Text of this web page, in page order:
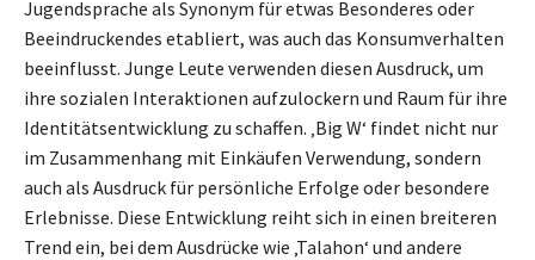
Jugendsprache als Synonym für etwas Besonderes oder
Beeindruckendes etabliert, was auch das Konsumverhalten
beeinflusst. Junge Leute verwenden diesen Ausdruck, um
ihre sozialen Interaktionen aufzulockern und Raum für ihre
Identitätsentwicklung zu schaffen. ‚Big W‘ findet nicht nur
im Zusammenhang mit Einkäufen Verwendung, sondern
auch als Ausdruck für persönliche Erfolge oder besondere
Erlebnisse. Diese Entwicklung reiht sich in einen breiteren
Trend ein, bei dem Ausdrücke wie ‚Talahon‘ und andere